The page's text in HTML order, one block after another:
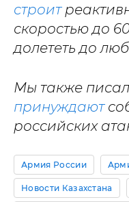
строит
скоростью до
долететь до
Мы также
принуждают
российских
Армия России
Новости Казахстана